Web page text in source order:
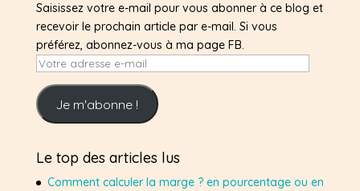
Saisissez votre e-mail pour vous abonner à ce blog et
recevoir le prochain article par e-mail. Si vous
préférez, abonnez-vous à ma page FB.
Votre
adresse
e-
mail
Je m'abonne !
Le top des articles lus
Comment calculer la marge ? en pourcentage ou en